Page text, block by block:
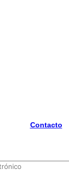
Contacto